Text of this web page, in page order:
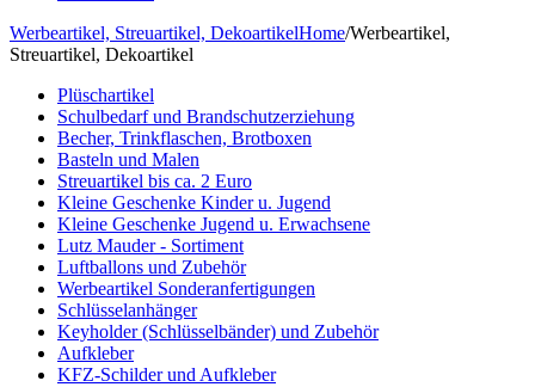
Werbeartikel, Streuartikel, DekoartikelHome/Werbeartikel,
Streuartikel, Dekoartikel
Plüschartikel
Schulbedarf und Brandschutzerziehung
Becher, Trinkflaschen, Brotboxen
Basteln und Malen
Streuartikel bis ca. 2 Euro
Kleine Geschenke Kinder u. Jugend
Kleine Geschenke Jugend u. Erwachsene
Lutz Mauder - Sortiment
Luftballons und Zubehör
Werbeartikel Sonderanfertigungen
Schlüsselanhänger
Keyholder (Schlüsselbänder) und Zubehör
Aufkleber
KFZ-Schilder und Aufkleber